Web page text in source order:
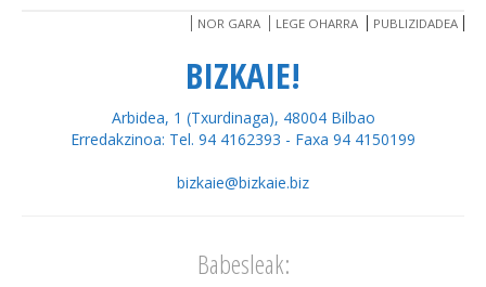
NOR GARA LEGE OHARRA PUBLIZIDADEA
BIZKAIE!
Arbidea, 1 (Txurdinaga), 48004 Bilbao
Erredakzinoa: Tel. 94 4162393 - Faxa 94 4150199
bizkaie@bizkaie.biz
Babesleak: